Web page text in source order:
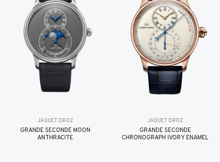
JAQUET DROZ
GRANDE SECONDE MOON
ANTHRACITE
JAQUET DROZ
GRANDE SECONDE
CHRONOGRAPH IVORY ENAMEL